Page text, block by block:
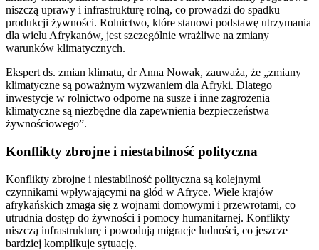
niszczą uprawy i infrastrukturę rolną, co prowadzi do spadku
produkcji żywności. Rolnictwo, które stanowi podstawę utrzymania
dla wielu Afrykanów, jest szczególnie wrażliwe na zmiany
warunków klimatycznych.
Ekspert ds. zmian klimatu, dr Anna Nowak, zauważa, że „zmiany
klimatyczne są poważnym wyzwaniem dla Afryki. Dlatego
inwestycje w rolnictwo odporne na susze i inne zagrożenia
klimatyczne są niezbędne dla zapewnienia bezpieczeństwa
żywnościowego”.
Konflikty zbrojne i niestabilność polityczna
Konflikty zbrojne i niestabilność polityczna są kolejnymi
czynnikami wpływającymi na głód w Afryce. Wiele krajów
afrykańskich zmaga się z wojnami domowymi i przewrotami, co
utrudnia dostęp do żywności i pomocy humanitarnej. Konflikty
niszczą infrastrukturę i powodują migracje ludności, co jeszcze
bardziej komplikuje sytuację.